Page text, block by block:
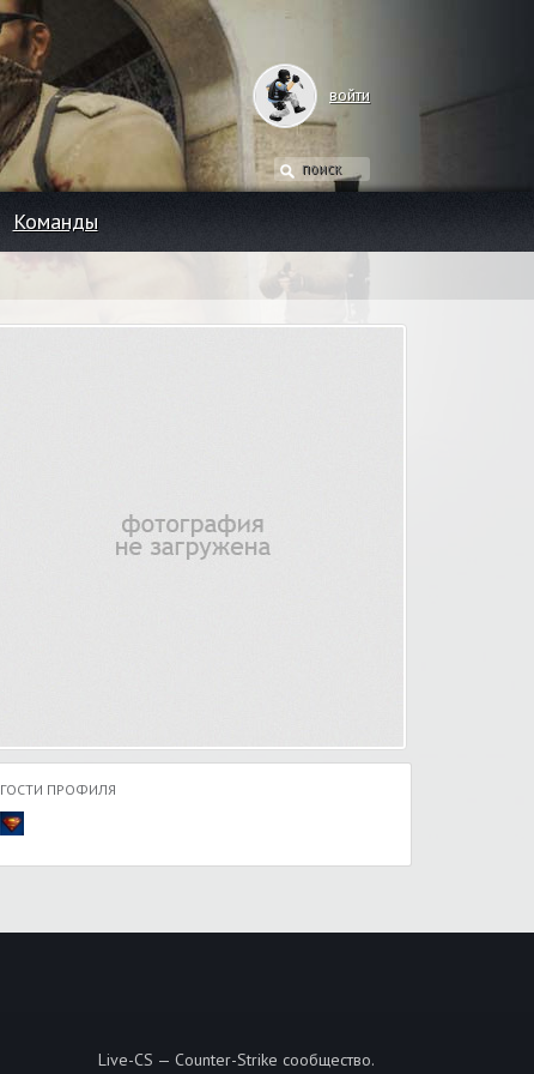
войти
Команды
ГОСТИ ПРОФИЛЯ
Live-CS — Counter-Strike сообщество.